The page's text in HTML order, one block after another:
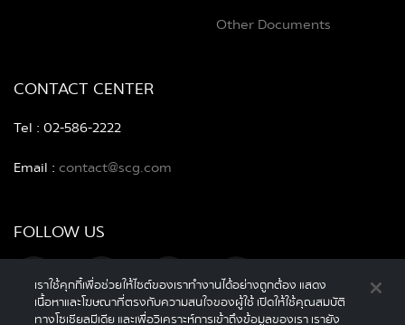
Other Documents
CONTACT CENTER
Tel : 02-586-2222
Email :contact@scg.com
FOLLOW US
เราใช้คุกกี้เพื่อช่วยให้ไซต์ของเราทำงานได้อย่างถูกต้อง แสดง
เนื้อหาและโฆษณาที่ตรงกับความสนใจของผู้ใช้ เปิดให้ใช้คุณสมบัติ
ทางโซเชียลมีเดีย และเพื่อวิเคราะห์การเข้าถึงข้อมูลของเรา เรายัง